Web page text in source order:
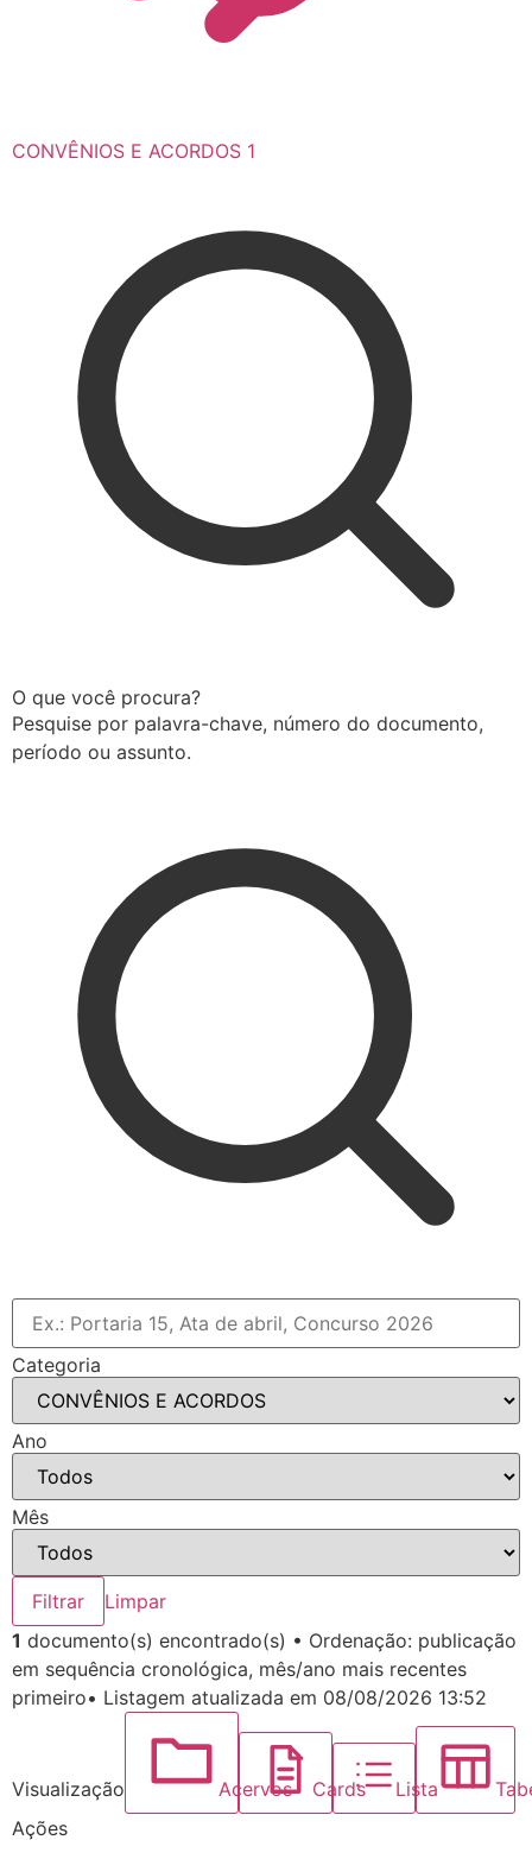
CONVÊNIOS E ACORDOS 1
O que você procura?
Pesquise por palavra-chave, número do documento,
período ou assunto.
Categoria
Ano
Mês
Filtrar
Limpar
1 documento(s) encontrado(s) • Ordenação: publicação
em sequência cronológica, mês/ano mais recentes
primeiro• Listagem atualizada em 08/08/2026 13:52
Visualização Acervos Cards Lista
Ações